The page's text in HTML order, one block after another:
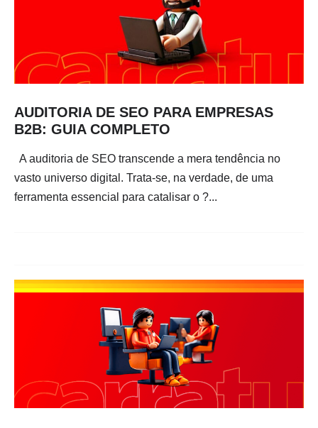
AUDITORIA DE SEO PARA EMPRESAS
B2B: GUIA COMPLETO
A auditoria de SEO transcende a mera tendência no
vasto universo digital. Trata-se, na verdade, de uma
ferramenta essencial para catalisar o ?...